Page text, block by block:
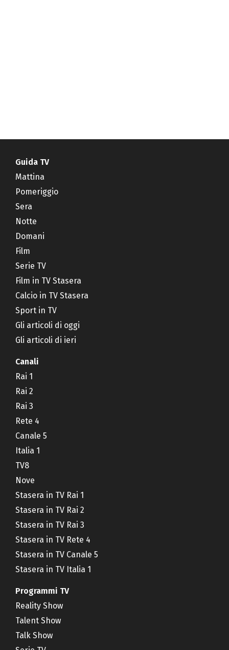
Guida TV
Mattina
Pomeriggio
Sera
Notte
Domani
Film
Serie TV
Film in TV Stasera
Calcio in TV Stasera
Sport in TV
Gli articoli di oggi
Gli articoli di ieri
Canali
Rai 1
Rai 2
Rai 3
Rete 4
Canale 5
Italia 1
TV8
Nove
Stasera in TV Rai 1
Stasera in TV Rai 2
Stasera in TV Rai 3
Stasera in TV Rete 4
Stasera in TV Canale 5
Stasera in TV Italia 1
Programmi TV
Reality Show
Talent Show
Talk Show